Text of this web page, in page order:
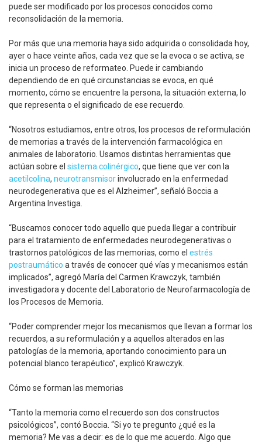
puede ser modificado por los procesos conocidos como
reconsolidación de la memoria.
Por más que una memoria haya sido adquirida o consolidada hoy,
ayer o hace veinte años, cada vez que se la evoca o se activa, se
inicia un proceso de reformateo. Puede ir cambiando
dependiendo de en qué circunstancias se evoca, en qué
momento, cómo se encuentre la persona, la situación externa, lo
que representa o el significado de ese recuerdo.
“Nosotros estudiamos, entre otros, los procesos de reformulación
de memorias a través de la intervención farmacológica en
animales de laboratorio. Usamos distintas herramientas que
actúan sobre el sistema colinérgico, que tiene que ver con la
acetilcolina, neurotransmisorinvolucrado en la enfermedad
neurodegenerativa que es el Alzheimer”, señaló Boccia a
Argentina Investiga.
“Buscamos conocer todo aquello que pueda llegar a contribuir
para el tratamiento de enfermedades neurodegenerativas o
trastornos patológicos de las memorias, como el estrés
postraumático a través de conocer qué vías y mecanismos están
implicados”, agregó María del Carmen Krawczyk, también
investigadora y docente del Laboratorio de Neurofarmacología de
los Procesos de Memoria.
“Poder comprender mejor los mecanismos que llevan a formar los
recuerdos, a su reformulación y a aquellos alterados en las
patologías de la memoria, aportando conocimiento para un
potencial blanco terapéutico”, explicó Krawczyk.
Cómo se forman las memorias
“Tanto la memoria como el recuerdo son dos constructos
psicológicos”, contó Boccia. “Si yo te pregunto ¿qué es la
memoria? Me vas a decir: es de lo que me acuerdo. Algo que